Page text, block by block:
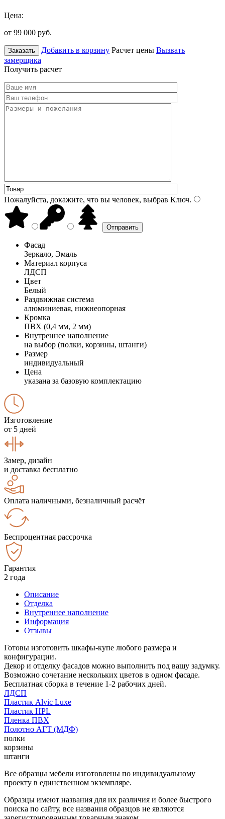
Цена:
от 99 000 руб.
Заказать Добавить в корзину Расчет цены Вызвать
замерщика
Получить расчет
Пожалуйста, докажите, что вы человек, выбрав Ключ.
Фасад
Зеркало, Эмаль
Материал корпуса
ЛДСП
Цвет
Белый
Раздвижная система
алюминиевая, нижнеопорная
Кромка
ПВХ (0,4 мм, 2 мм)
Внутреннее наполнение
на выбор (полки, корзины, штанги)
Размер
индивидуальный
Цена
указана за базовую комплектацию
Изготовление
от 5 дней
Замер, дизайн
и доставка бесплатно
Оплата наличными, безналичный расчёт
Беспроцентная рассрочка
Гарантия
2 года
Описание
Отделка
Внутреннее наполнение
Информация
Отзывы
Готовы изготовить шкафы-купе любого размера и
конфигурации.
Декор и отделку фасадов можно выполнить под вашу задумку.
Возможно сочетание нескольких цветов в одном фасаде.
Бесплатная сборка в течение 1-2 рабочих дней.
ЛДСП
Пластик Alvic Luxe
Пластик HPL
Пленка ПВХ
Полотно АГТ (МДФ)
полки
корзины
штанги
Все образцы мебели изготовлены по индивидуальному
проекту в единственном экземпляре.
Образцы имеют названия для их различия и более быстрого
поиска по сайту, все названия образцов не являются